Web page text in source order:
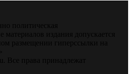
политическая
материалов издания допускается
размещении гиперссылки на
Все права принадлежат